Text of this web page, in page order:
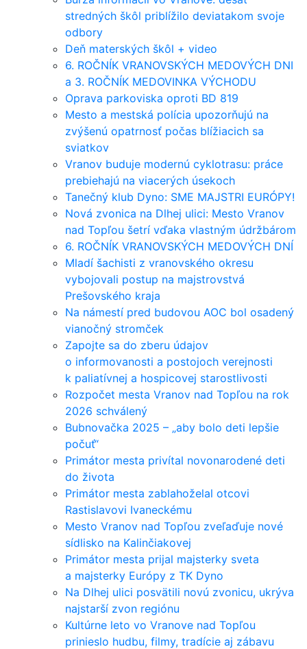
stredných škôl priblížilo deviatakom svoje
odbory
Deň materských škôl + video
6. ROČNÍK VRANOVSKÝCH MEDOVÝCH DNI
a 3. ROČNÍK MEDOVINKA VÝCHODU
Oprava parkoviska oproti BD 819
Mesto a mestská polícia upozorňujú na
zvýšenú opatrnosť počas blížiacich sa
sviatkov
Vranov buduje modernú cyklotrasu: práce
prebiehajú na viacerých úsekoch
Tanečný klub Dyno: SME MAJSTRI EURÓPY!
Nová zvonica na Dlhej ulici: Mesto Vranov
nad Topľou šetrí vďaka vlastným údržbárom
6. ROČNÍK VRANOVSKÝCH MEDOVÝCH DNÍ
Mladí šachisti z vranovského okresu
vybojovali postup na majstrovstvá
Prešovského kraja
Na námestí pred budovou AOC bol osadený
vianočný stromček
Zapojte sa do zberu údajov
o informovanosti a postojoch verejnosti
k paliatívnej a hospicovej starostlivosti
Rozpočet mesta Vranov nad Topľou na rok
2026 schválený
Bubnovačka 2025 – „aby bolo deti lepšie
počuť“
Primátor mesta privítal novonarodené deti
do života
Primátor mesta zablahoželal otcovi
Rastislavovi Ivaneckému
Mesto Vranov nad Topľou zveľaďuje nové
sídlisko na Kalinčiakovej
Primátor mesta prijal majsterky sveta
a majsterky Európy z TK Dyno
Na Dlhej ulici posvätili novú zvonicu, ukrýva
najstarší zvon regiónu
Kultúrne leto vo Vranove nad Topľou
prinieslo hudbu, filmy, tradície aj zábavu